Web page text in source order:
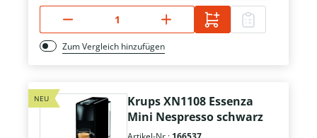
Zum Vergleich hinzufügen
NEU
Krups XN1108 Essenza
Mini Nespresso schwarz